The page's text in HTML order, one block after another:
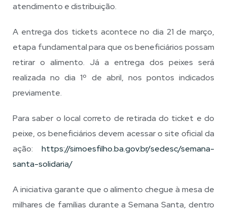
atendimento e distribuição.
A entrega dos tickets acontece no dia 21 de março,
etapa fundamental para que os beneficiários possam
retirar o alimento. Já a entrega dos peixes será
realizada no dia 1º de abril, nos pontos indicados
previamente.
Para saber o local correto de retirada do ticket e do
peixe, os beneficiários devem acessar o site oficial da
ação: https://simoesfilho.ba.gov.br/sedesc/semana-
santa-solidaria/
A iniciativa garante que o alimento chegue à mesa de
milhares de famílias durante a Semana Santa, dentro